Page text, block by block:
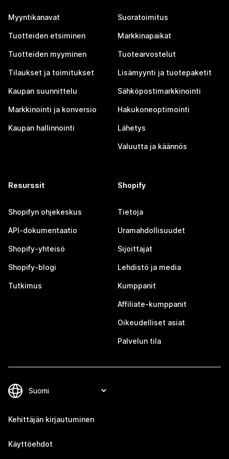
Myyntikanavat
Tuotteiden etsiminen
Tuotteiden myyminen
Tilaukset ja toimitukset
Kaupan suunnittelu
Markkinointi ja konversio
Kaupan hallinnointi
Suoratoimitus
Markkinapaikat
Tuotearvostelut
Lisämyynti ja tuotepaketit
Sähköpostimarkkinointi
Hakukoneoptimointi
Lähetys
Valuutta ja käännös
Resurssit
Shopifyn ohjekeskus
API-dokumentaatio
Shopify-yhteisö
Shopify-blogi
Tutkimus
Shopify
Tietoja
Uramahdollisuudet
Sijoittajat
Lehdistö ja media
Kumppanit
Affiliate-kumppanit
Oikeudelliset asiat
Palvelun tila
Kehittäjän kirjautuminen
Käyttöehdot